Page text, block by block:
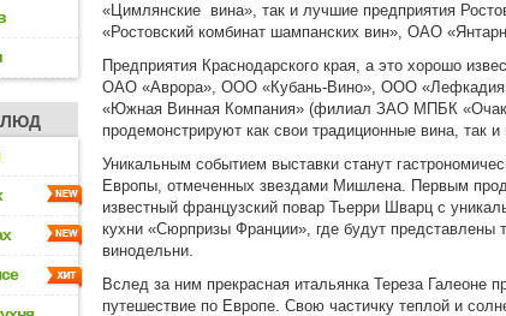
«Цимлянские вина», так и лучшие предприятия
«Ростовский комбинат шампанских вин», ОАО
Предприятия Краснодарского края, а это хорошо
ОАО «Аврора», ООО «Кубань-Вино», ООО
«Южная Винная Компания» (филиал ЗАО МПБК
продемонстрируют как свои традиционные вина, так
Уникальным событием выставки станут
Европы, отмеченных звездами Мишлена. Первым
известный французский повар Тьерри Шварц с
кухни «Сюрпризы Франции», где будут представлены
винодельни.
Вслед за ним прекрасная итальянка Тереза Галеоне
путешествие по Европе. Свою частичку теплой и